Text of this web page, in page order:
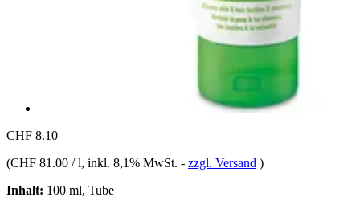
CHF 8.10
(CHF 81.00 / l, inkl. 8,1% MwSt. - zzgl. Versand )
Inhalt: 100 ml, Tube